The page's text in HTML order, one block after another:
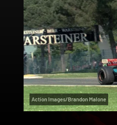
Action Images/Brandon Malone